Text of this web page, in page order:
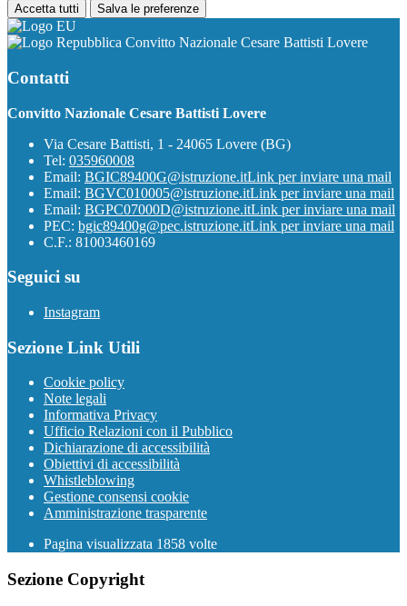
Accetta tutti Salva le preferenze
Convitto Nazionale Cesare Battisti Lovere
Contatti
Convitto Nazionale Cesare Battisti Lovere
Via Cesare Battisti, 1 - 24065 Lovere (BG)
Tel: 035960008
Email: BGIC89400G@istruzione.itLink per inviare una mail
Email: BGVC010005@istruzione.itLink per inviare una mail
Email: BGPC07000D@istruzione.itLink per inviare una mail
PEC: bgic89400g@pec.istruzione.itLink per inviare una mail
C.F.: 81003460169
Seguici su
Instagram
Sezione Link Utili
Cookie policy
Note legali
Informativa Privacy
Ufficio Relazioni con il Pubblico
Dichiarazione di accessibilità
Obiettivi di accessibilità
Whistleblowing
Gestione consensi cookie
Amministrazione trasparente
Pagina visualizzata 1858 volte
Sezione Copyright